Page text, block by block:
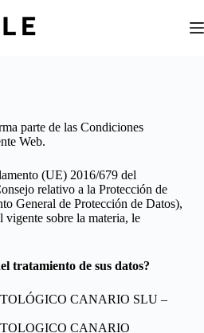
parte de las Condiciones
Web.
(UE) 2016/679 del
relativo a la Protección de
General de Protección de Datos),
vigente sobre la materia, le
tratamiento de sus datos?
CANARIO SLU –
CANARIO